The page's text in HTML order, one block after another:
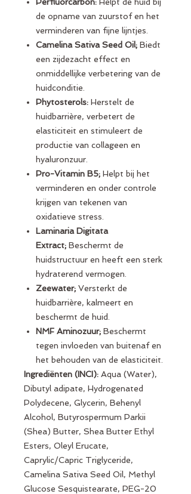
de opname van zuurstof en het
verminderen van fijne lijntjes.
Camelina Sativa Seed Oil; Biedt
een zijdezacht effect en
onmiddellijke verbetering van de
huidconditie.
Phytosterols: Herstelt de
huidbarrière, verbetert de
elasticiteit en stimuleert de
productie van collageen en
hyaluronzuur.
Pro-Vitamin B5; Helpt bij het
verminderen en onder controle
krijgen van tekenen van
oxidatieve stress.
Laminaria Digitata
Extract; Beschermt de
huidstructuur en heeft een sterk
hydraterend vermogen.
Zeewater; Versterkt de
huidbarrière, kalmeert en
beschermt de huid.
NMF Aminozuur; Beschermt
tegen invloeden van buitenaf en
het behouden van de elasticiteit.
Ingrediënten (INCI): Aqua (Water),
Dibutyl adipate, Hydrogenated
Polydecene, Glycerin, Behenyl
Alcohol, Butyrospermum Parkii
(Shea) Butter, Shea Butter Ethyl
Esters, Oleyl Erucate,
Caprylic/Capric Triglyceride,
Camelina Sativa Seed Oil, Methyl
Glucose Sesquistearate, PEG-20